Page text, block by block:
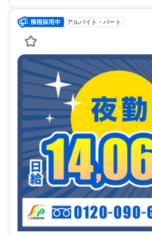
アルバイト・パート